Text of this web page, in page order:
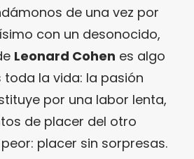
de una vez por
con un desonocido,
Leonard Cohen es algo
la vida: la pasión
por una labor lenta,
de placer del otro
placer sin sorpresas.